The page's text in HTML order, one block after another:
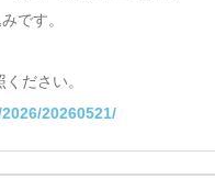
です。
ださい。
20260521/